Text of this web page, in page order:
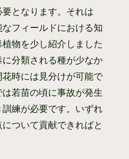
となります。それは
なフィールドにおける知
物を少し紹介しました
分類される種が少なか
時には見分けが可能で
若苗の頃に事故が発生
訓練が必要です。いずれ
ついて貢献できればと